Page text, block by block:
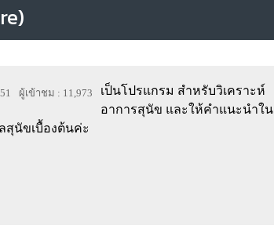
ผู้เข้าชม : 11,973
เป็นโปรแกรม สำหรับวิเคราะห์
อาการสุนัข และให้คำแนะนำใน
สุนัขเบื้องต้นค่ะ